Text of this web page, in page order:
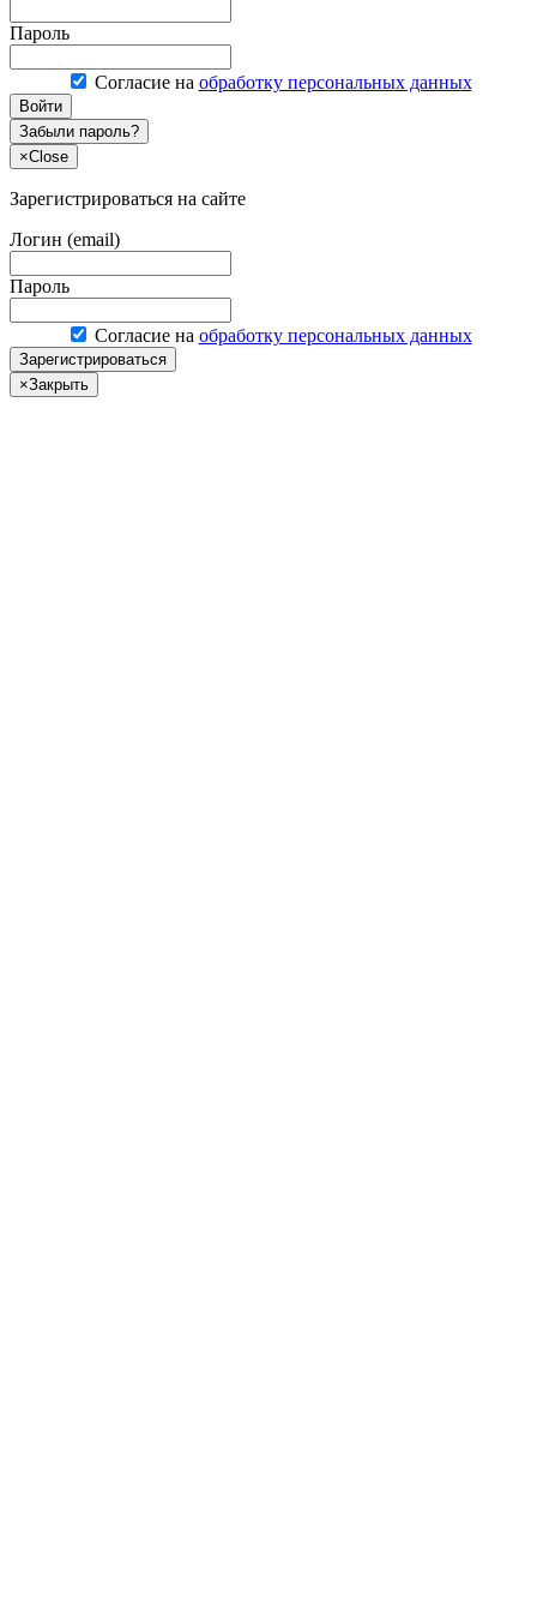
Пароль
Согласие на обработку персональных данных
Войти
Забыли пароль?
×Close
Зарегистрироваться на сайте
Логин (email)
Пароль
Согласие на обработку персональных данных
Зарегистрироваться
×Закрыть